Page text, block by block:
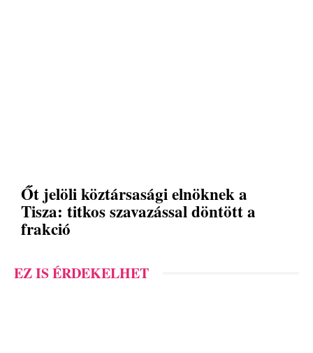
Őt jelöli köztársasági elnöknek a
Tisza: titkos szavazással döntött a
frakció
EZ IS ÉRDEKELHET